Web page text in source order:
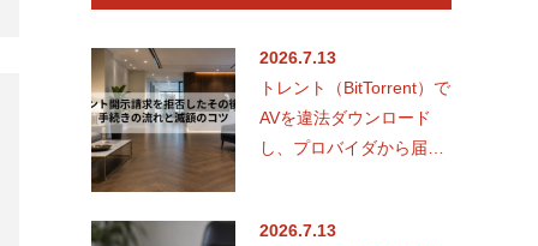
2026.7.13
トレント（BitTorrent）で
AVを違法ダウンロード
し、プロバイダから届い
2026.7.13